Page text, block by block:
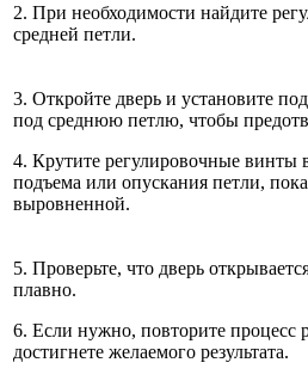
2. При необходимости найдите
средней петли.
3. Откройте дверь и установите
под среднюю петлю, чтобы
4. Крутите регулировочные винты
подъема или опускания петли,
выровненной.
5. Проверьте, что дверь
плавно.
6. Если нужно, повторите процесс
достигнете желаемого результата.